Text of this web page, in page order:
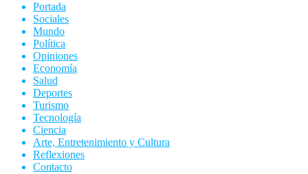
Portada
Sociales
Mundo
Política
Opiniones
Economía
Salud
Deportes
Turismo
Tecnología
Ciencia
Arte, Entretenimiento y Cultura
Reflexiones
Contacto